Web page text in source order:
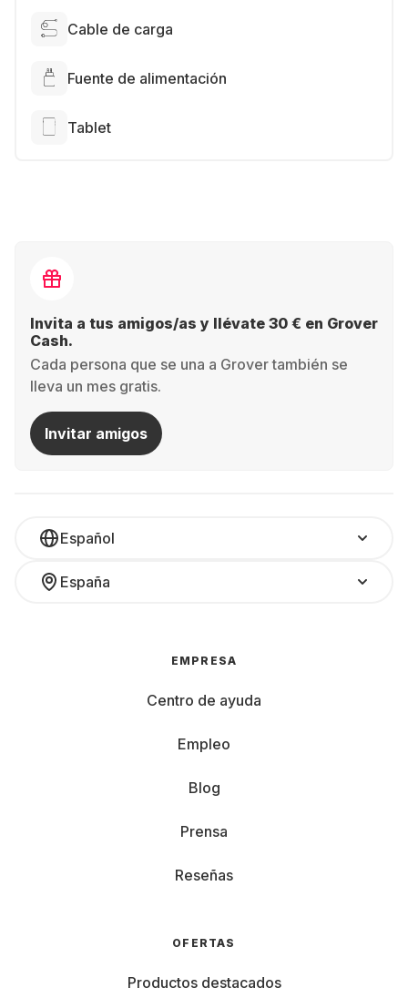
Cable de carga
Fuente de alimentación
Tablet
Invita a tus amigos/as y llévate 30 € en Grover
Cash.
Cada persona que se una a Grover también se
lleva un mes gratis.
Invitar amigos
Español
España
EMPRESA
Centro de ayuda
Empleo
Blog
Prensa
Reseñas
OFERTAS
Productos destacados